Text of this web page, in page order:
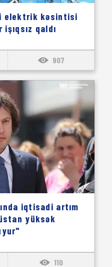
elektrik kəsintisi
qaldı
907
iqtisadi artım
yüksək
110